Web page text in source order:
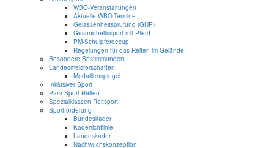
WBO-Veranstaltungen
Aktuelle WBO-Termine
Gelassenheitsprüfung (GHP)
Gesundheitssport mit Pferd
PM-Schulpferdecup
Regelungen für das Reiten im Gelände
Besondere Bestimmungen
Landesmeisterschaften
Medaillenspiegel
Inklusiver Sport
Para-Sport Reiten
Spezialklassen Reitsport
Sportförderung
Bundeskader
Kaderrichtlinie
Landeskader
Nachwuchskonzeption